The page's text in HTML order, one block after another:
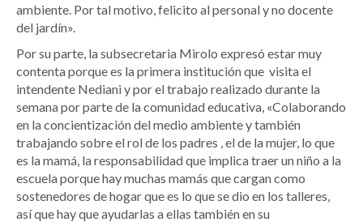
ambiente. Por tal motivo, felicito al personal y no docente
del jardín».
Por su parte, la subsecretaria Mirolo expresó estar muy
contenta porque es la primera institución que visita el
intendente Nediani y por el trabajo realizado durante la
semana por parte de la comunidad educativa, «Colaborando
en la concientización del medio ambiente y también
trabajando sobre el rol de los padres , el de la mujer, lo que
es la mamá, la responsabilidad que implica traer un niño a la
escuela porque hay muchas mamás que cargan como
sostenedores de hogar que es lo que se dio en los talleres,
así que hay que ayudarlas a ellas también en su